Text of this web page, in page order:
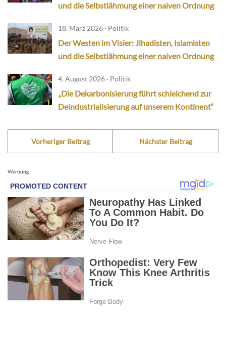
und die Selbstlähmung einer naiven Ordnung
18. März 2026 · Politik
Der Westen im Visier: Jihadisten, Islamisten
und die Selbstlähmung einer naiven Ordnung
4. August 2026 · Politik
„Die Dekarbonisierung führt schleichend zur
Deindustrialisierung auf unserem Kontinent“
Vorheriger Beitrag Nächster Beitrag
Werbung